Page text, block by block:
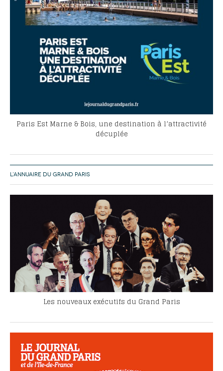
Paris Est Marne & Bois, une destination à l’attractivité
décuplée
L’ANNUAIRE DU GRAND PARIS
Les nouveaux exécutifs du Grand Paris